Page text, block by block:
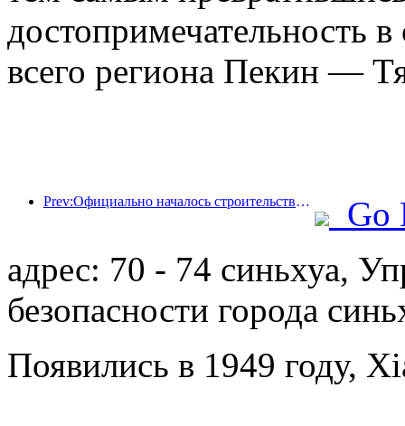
достопримечательность
всего региона Пекин —
Prev:Официально началось строительство жилого комплекса 'Сиань Цюйцзян Тайпинфан', общая площадь застройки которого составляет 137 000 квадратных метров.
Go
адрес: 70 - 74 синьхуа,
безопасности города
Появились в 1949 году,